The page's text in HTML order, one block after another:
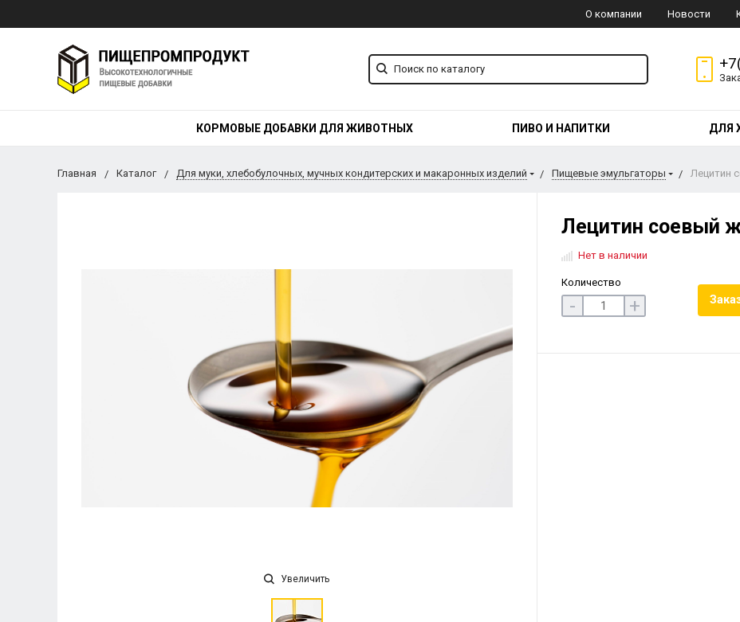
О компании Новости
КОРМОВЫЕ ДОБАВКИ ДЛЯ ЖИВОТНЫХ ПИВО И НАПИТКИ ДЛЯ
Главная Каталог Для муки, хлебобулочных, мучных кондитерских и макаронных изделий Пищевые эмульгаторы Лецитин
Увеличить
Лецитин соевый
Нет в наличии
Количество
- +